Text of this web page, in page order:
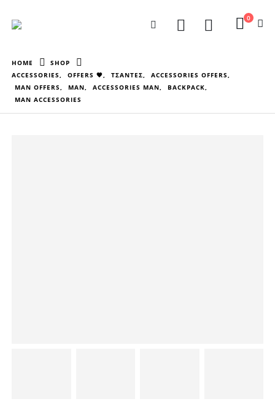
0
HOME
SHOP
ACCESSORIES, OFFERS 🖤, ΤΣΑΝΤΕΣ, ACCESSORIES OFFERS,
MAN OFFERS, MAN, ACCESSORIES MAN, BACKPACK,
MAN ACCESSORIES